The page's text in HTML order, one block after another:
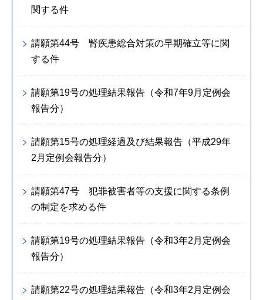
関する件
請願第44号 腎疾患総合対策の早期確立等に関
する件
請願第19号の処理結果報告（令和7年9月定例会
報告分）
請願第15号の処理経過及び結果報告（平成29年
2月定例会報告分）
請願第47号 犯罪被害者等の支援に関する条例
の制定を求める件
請願第19号の処理結果報告（令和3年2月定例会
報告分）
請願第22号の処理結果報告（令和3年2月定例会